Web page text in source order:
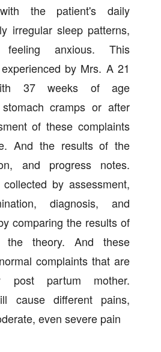
the patient's daily
irregular sleep patterns,
anxious. This
by Mrs. A 21
37 weeks of age
cramps or after
of these complaints
And the results of the
and progress notes.
by assessment,
diagnosis, and
comparing the results of
theory. And these
complaints that are
partum mother.
cause different pains,
even severe pain